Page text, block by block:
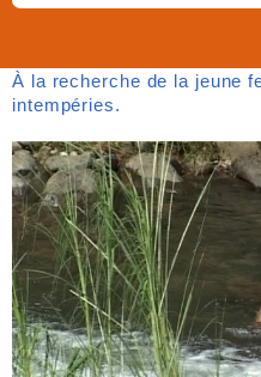
À la recherche de la jeune
intempéries.